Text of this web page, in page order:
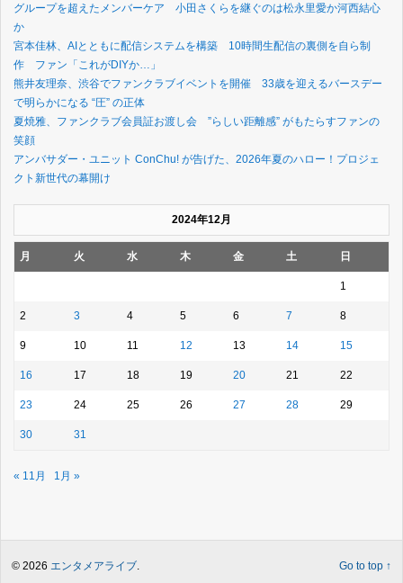
グループを超えたメンバーケア 小田さくらを継ぐのは松永里愛か河西結心
か
宮本佳林、AIとともに配信システムを構築 10時間生配信の裏側を自ら制
作 ファン「これがDIYか…」
熊井友理奈、渋谷でファンクラブイベントを開催 33歳を迎えるバースデー
で明らかになる “圧” の正体
夏焼雅、ファンクラブ会員証お渡し会 ”らしい距離感” がもたらすファンの
笑顔
アンバサダー・ユニット ConChu! が告げた、2026年夏のハロー！プロジェ
クト新世代の幕開け
2024年12月
月 火 水 木 金 土 日
1
2 3 4 5 6 7 8
9 10 11 12 13 14 15
16 17 18 19 20 21 22
23 24 25 26 27 28 29
30 31
« 11月 1月 »
Go to top ↑
© 2026 エンタメアライブ.